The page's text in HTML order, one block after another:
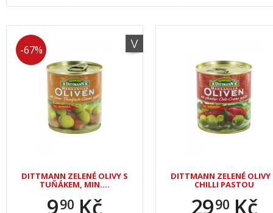
-67%
DITTMANN ZELENÉ OLIVY S
TUŇÁKEM, MIN.…
990Kč
DITTMANN ZELENÉ OLIVY
CHILLI PASTOU
2990Kč